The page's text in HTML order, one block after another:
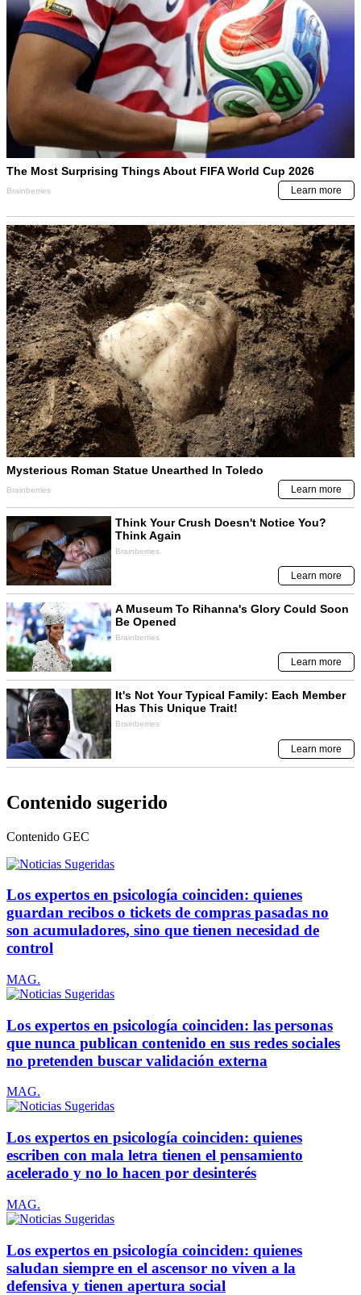
Contenido sugerido
Contenido GEC
Los expertos en psicología coinciden: quienes
guardan recibos o tickets de compras pasadas no
son acumuladores, sino que tienen necesidad de
control
MAG.
Los expertos en psicología coinciden: las personas
que nunca publican contenido en sus redes sociales
no pretenden buscar validación externa
MAG.
Los expertos en psicología coinciden: quienes
escriben con mala letra tienen el pensamiento
acelerado y no lo hacen por desinterés
MAG.
Los expertos en psicología coinciden: quienes
saludan siempre en el ascensor no viven a la
defensiva y tienen apertura social